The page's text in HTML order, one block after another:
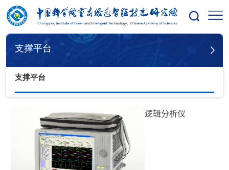
您的位置：首页 支撑平台
支撑平台
支撑平台
逻辑分析仪